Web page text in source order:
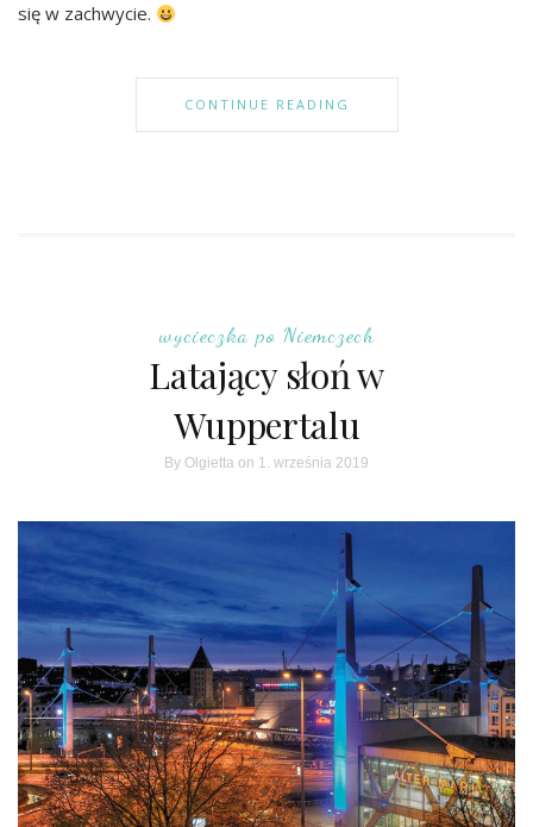
się w zachwycie.
CONTINUE READING
wycieczka po Niemczech
Latający słoń w
Wuppertalu
By Olgietta on 1. września 2019